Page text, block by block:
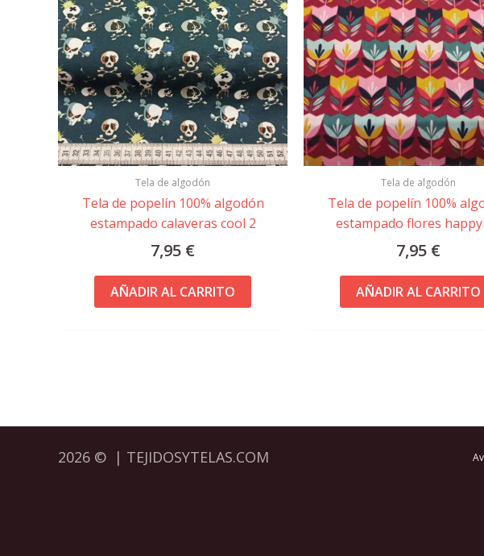
Tela de algodón
Tela de popelín 100% algodón
estampado calaveras cool 2
7,95 €
AÑADIR AL CARRITO
Tela de algodón
Tela de popelín 100%
estampado flores
7,95 €
AÑADIR AL CARRITO
2026 © | TEJIDOSYTELAS.COM